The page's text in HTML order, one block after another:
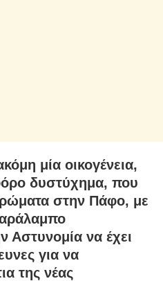
μία οικογένεια,
δυστύχημα, που
στην Πάφο, με
Αστυνομία να έχει
για να
της νέας